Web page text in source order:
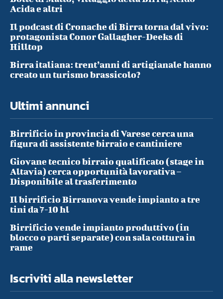
Acida e altri
Il podcast di Cronache di Birra torna dal vivo:
protagonista Conor Gallagher-Deeks di
Hilltop
Birra italiana: trent’anni di artigianale hanno
creato un turismo brassicolo?
Ultimi annunci
Birrificio in provincia di Varese cerca una
figura di assistente birraio e cantiniere
Giovane tecnico birraio qualificato (stage in
Altavia) cerca opportunità lavorativa –
Disponibile al trasferimento
Il birrificio Birranova vende impianto a tre
tini da 7-10 hl
Birrificio vende impianto produttivo (in
blocco o parti separate) con sala cottura in
rame
Iscriviti alla newsletter